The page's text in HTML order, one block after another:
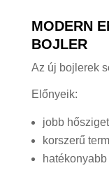
MODERN
BOJLER
Az új bojlerek
Előnyeik:
jobb
korszerű
hatékonyabb